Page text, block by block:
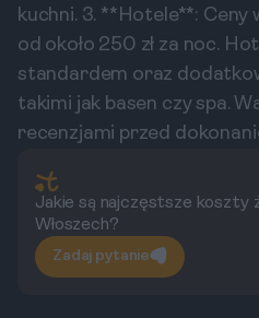
kuchni. 3. **Hotele**: Ceny
od około 250 zł za noc.
standardem oraz
takimi jak basen czy spa.
recenzjami przed
Jakie są najczęstsze koszty
Włoszech?
Zadaj pytanie